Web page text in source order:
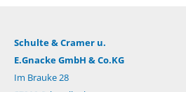
Schulte & Cramer u.
E.Gnacke GmbH & Co.KG
Im Brauke 28